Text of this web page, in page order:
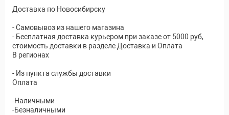
Доставка по Новосибирску
- Самовывоз из нашего магазина
- Бесплатная доставка курьером при заказе от 5000 руб,
стоимость доставки в разделе Доставка и Оплата
В регионах
- Из пункта службы доставки
Оплата
-Наличными
-Безналичными